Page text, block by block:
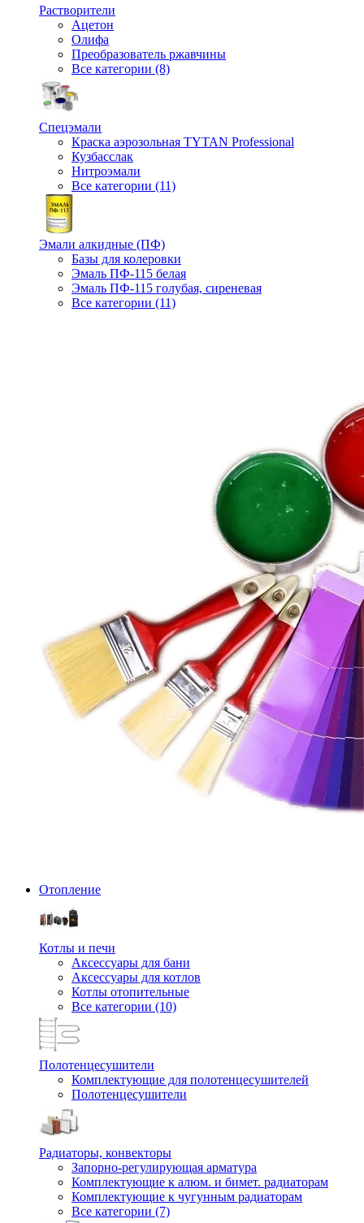
Растворители
Ацетон
Олифа
Преобразователь ржавчины
Все категории (8)
Спецэмали
Краска аэрозольная TYTAN Professional
Кузбасслак
Нитроэмали
Все категории (11)
Эмали алкидные (ПФ)
Базы для колеровки
Эмаль ПФ-115 белая
Эмаль ПФ-115 голубая, сиреневая
Все категории (11)
Отопление
Котлы и печи
Аксессуары для бани
Аксессуары для котлов
Котлы отопительные
Все категории (10)
Полотенцесушители
Комплектующие для полотенцесушителей
Полотенцесушители
Радиаторы, конвекторы
Запорно-регулирующая арматура
Комплектующие к алюм. и бимет. радиаторам
Комплектующие к чугунным радиаторам
Все категории (7)